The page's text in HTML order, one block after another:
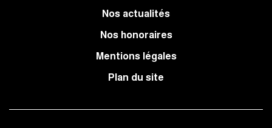
Nos actualités
Nos honoraires
Mentions légales
Plan du site